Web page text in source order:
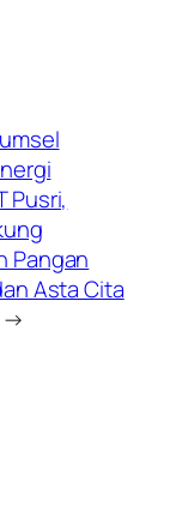
Pusri,
Pangan
Asta Cita
→